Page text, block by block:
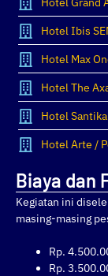
Hotel Ibis
Hotel Max
Hotel The
Hotel
Hotel Arte /
Biaya dan
Kegiatan ini
masing-masing
Rp.
Rp.